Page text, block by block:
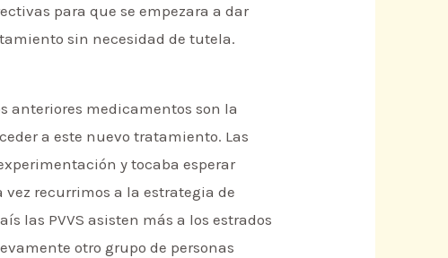
para que se empezara a dar
sin necesidad de tutela.
anteriores medicamentos son la
a este nuevo tratamiento. Las
y tocaba esperar
recurrimos a la estrategia de
las PVVS asisten más a los estrados
otro grupo de personas